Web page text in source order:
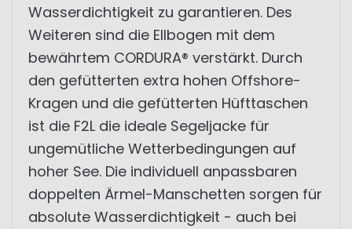
Wasserdichtigkeit zu garantieren. Des
Weiteren sind die Ellbogen mit dem
bewährtem CORDURA® verstärkt. Durch
den gefütterten extra hohen Offshore-
Kragen und die gefütterten Hüfttaschen
ist die F2L die ideale Segeljacke für
ungemütliche Wetterbedingungen auf
hoher See. Die individuell anpassbaren
doppelten Ärmel-Manschetten sorgen für
absolute Wasserdichtigkeit - auch bei